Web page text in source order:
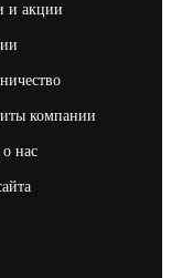
и акции
компании
нас